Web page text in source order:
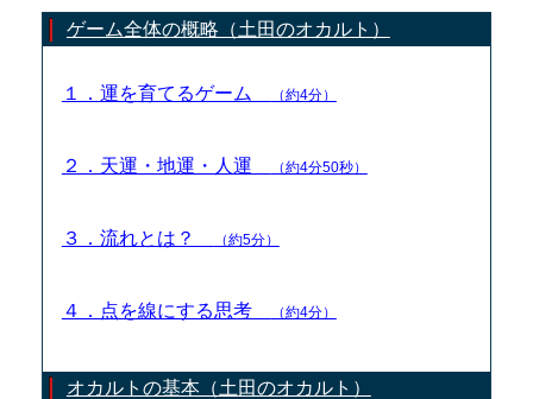
ゲーム全体の概略（土田のオカルト）
１．運を育てるゲーム （約4分）
２．天運・地運・人運 （約4分50秒）
３．流れとは？ （約5分）
４．点を線にする思考 （約4分）
オカルトの基本（土田のオカルト）